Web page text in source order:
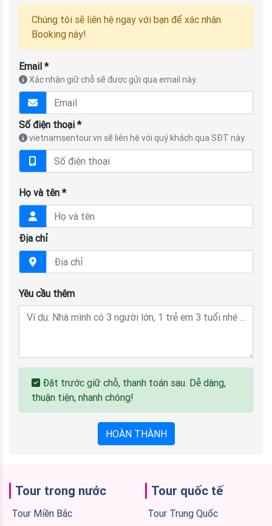
Chúng tôi sẽ liên hệ ngay với bạn để xác nhận
Booking này!
Email *
Xác nhận giữ chỗ sẽ được gửi qua email này.
Số điện thoại *
vietnamsentour.vn sẽ liên hệ với quý khách qua SĐT này.
Họ và tên *
Địa chỉ
Yêu cầu thêm
Đặt trước giữ chỗ, thanh toán sau. Dễ dàng,
thuận tiện, nhanh chóng!
HOÀN THÀNH
Tour trong nước
Tour Miền Bắc
Tour quốc tế
Tour Trung Quốc